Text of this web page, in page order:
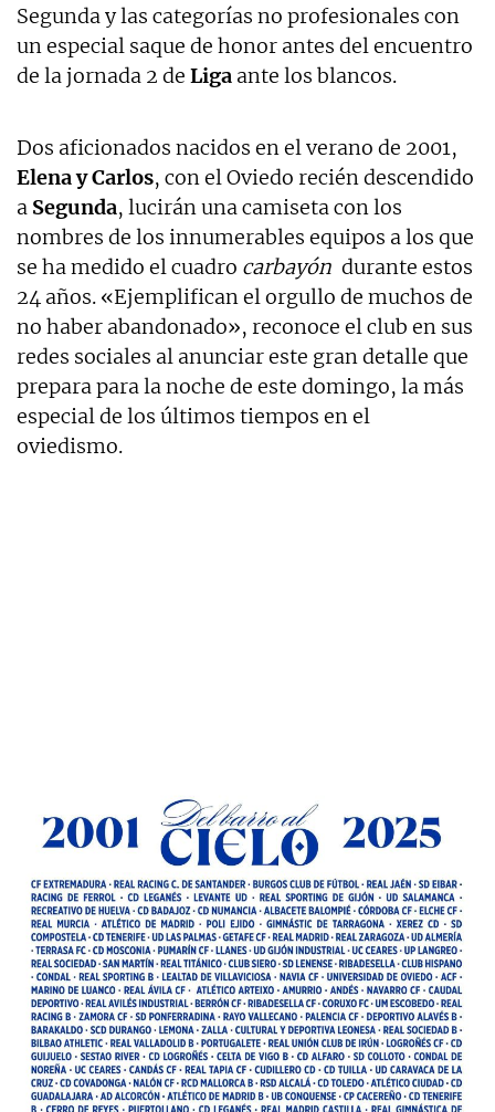
Segunda y las categorías no profesionales con
un especial saque de honor antes del encuentro
de la jornada 2 de Liga ante los blancos.
Dos aficionados nacidos en el verano de 2001,
Elena y Carlos, con el Oviedo recién descendido
a Segunda, lucirán una camiseta con los
nombres de los innumerables equipos a los que
se ha medido el cuadro carbayón durante estos
24 años. «Ejemplifican el orgullo de muchos de
no haber abandonado», reconoce el club en sus
redes sociales al anunciar este gran detalle que
prepara para la noche de este domingo, la más
especial de los últimos tiempos en el
oviedismo.